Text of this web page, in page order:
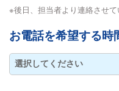
※後日、担当者より連絡させて
お電話を希望する時